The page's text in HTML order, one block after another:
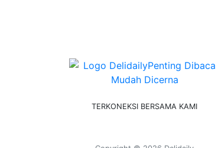
TERKONEKSI BERSAMA KAMI